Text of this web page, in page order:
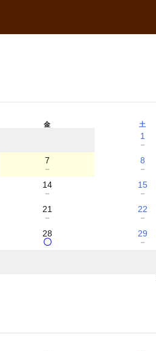
金 土
1
－
7
－
8
－
14
－
15
－
21
－
22
－
28
〇
29
－